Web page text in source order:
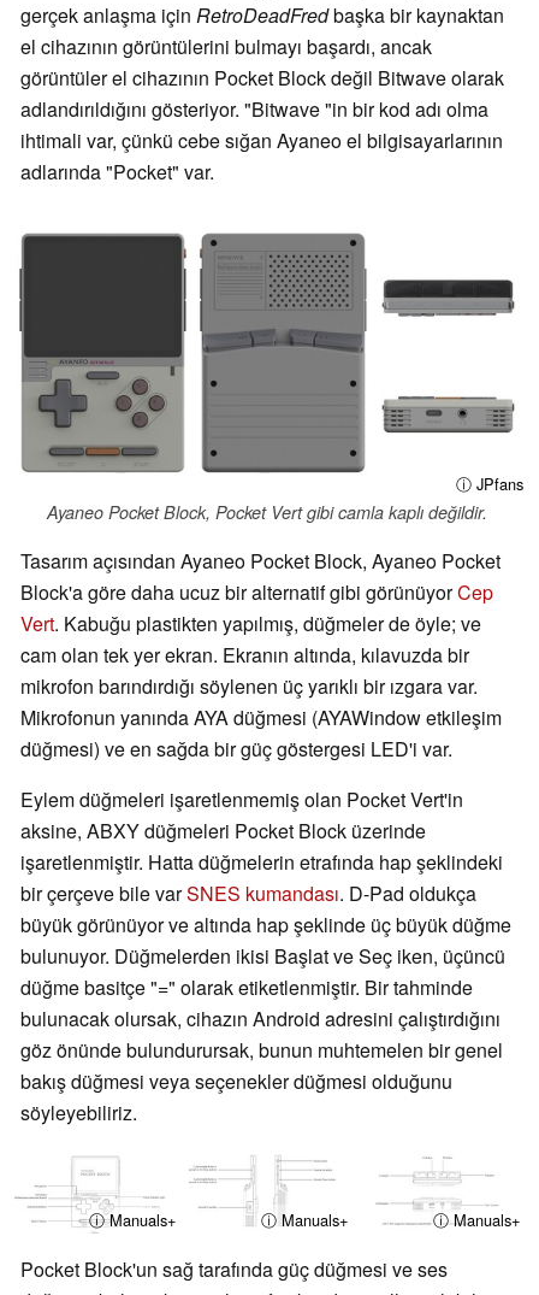
gerçek anlaşma için RetroDeadFredbaşka bir kaynaktan
el cihazının görüntülerini bulmayı başardı, ancak
görüntüler el cihazının Pocket Block değil Bitwave olarak
adlandırıldığını gösteriyor. "Bitwave "in bir kod adı olma
ihtimali var, çünkü cebe sığan Ayaneo el bilgisayarlarının
adlarında "Pocket" var.
ⓘ JPfans
Ayaneo Pocket Block, Pocket Vert gibi camla kaplı değildir.
Tasarım açısından Ayaneo Pocket Block, Ayaneo Pocket
Block'a göre daha ucuz bir alternatif gibi görünüyorCep
Vert. Kabuğu plastikten yapılmış, düğmeler de öyle; ve
cam olan tek yer ekran. Ekranın altında, kılavuzda bir
mikrofon barındırdığı söylenen üç yarıklı bir ızgara var.
Mikrofonun yanında AYA düğmesi (AYAWindow etkileşim
düğmesi) ve en sağda bir güç göstergesi LED'i var.
Eylem düğmeleri işaretlenmemiş olan Pocket Vert'in
aksine, ABXY düğmeleri Pocket Block üzerinde
işaretlenmiştir. Hatta düğmelerin etrafında hap şeklindeki
bir çerçeve bile varSNES kumandası. D-Pad oldukça
büyük görünüyor ve altında hap şeklinde üç büyük düğme
bulunuyor. Düğmelerden ikisi Başlat ve Seç iken, üçüncü
düğme basitçe "=" olarak etiketlenmiştir. Bir tahminde
bulunacak olursak, cihazın Android adresini çalıştırdığını
göz önünde bulundurursak, bunun muhtemelen bir genel
bakış düğmesi veya seçenekler düğmesi olduğunu
söyleyebiliriz.
ⓘ Manuals+ ⓘ Manuals+ ⓘ Manuals+
Pocket Block'un sağ tarafında güç düğmesi ve ses